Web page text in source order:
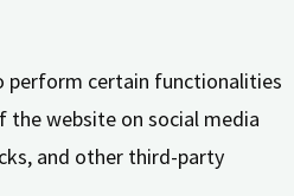
perform certain functionalities
website on social media
and other third-party